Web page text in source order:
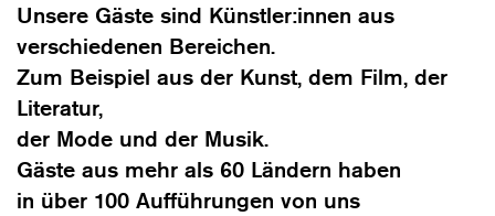
Unsere Gäste sind Künstler:innen aus
verschiedenen Bereichen.
Zum Beispiel aus der Kunst, dem Film, der
Literatur,
der Mode und der Musik.
Gäste aus mehr als 60 Ländern haben
in über 100 Aufführungen von uns